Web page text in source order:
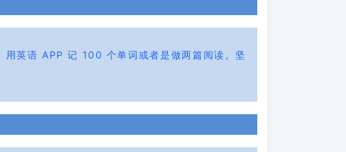
用英语 APP 记 100 个单词或者是做两篇阅读。坚